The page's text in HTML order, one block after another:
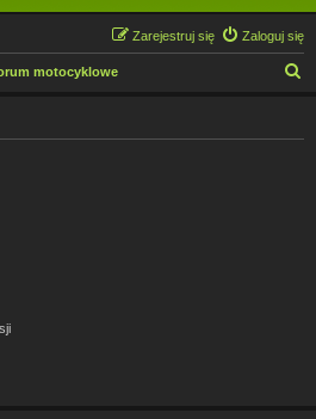
Zaloguj się
Zarejestruj się
motocyklowe